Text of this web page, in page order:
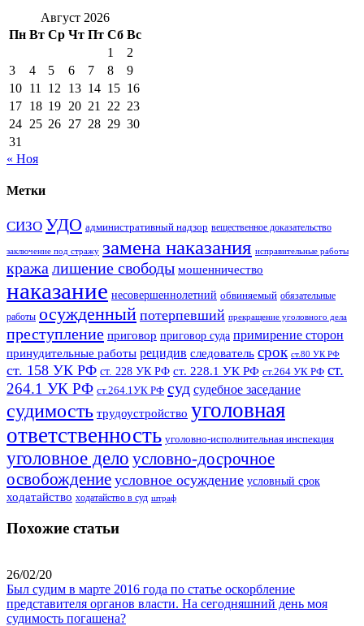
Август 2026
Пн Вт Ср Чт Пт Сб Вс
1
2
3
4 5 6 7 8
9
10 11 12 13 14 15 16
17 18 19 20 21 22 23
24 25 26 27 28 29 30
31
« Ноя
Метки
СИЗО УДО административный надзор вещественное доказательство
заключение под стражу замена наказания исправительные работы
кража лишение свободы мошенничество
наказание несовершеннолетний обвиняемый обязательные
работы осужденный потерпевший прекращение уголовного дела
преступление приговор приговор суда примирение сторон
принудительные работы рецидив следователь срок ст.80 УК РФ
ст. 158 УК РФ ст. 228 УК РФ ст. 228.1 УК РФ ст.264 УК РФ ст.
264.1 УК РФ ст.264.1УК РФ суд судебное заседание
судимость трудоустройство уголовная
ответственность уголовно-исполнительная инспекция
уголовное дело условно-досрочное
освобождение условное осуждение условный срок
ходатайство ходатайство в суд штраф
Похожие статьи
26/02/20
Был судим в марте 2016 года по статье оскорбление
представителя органов власти. На сегодняшний день моя
судимость погашена?